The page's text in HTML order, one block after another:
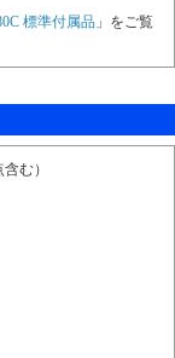
標準付属品 」をご覧
む）